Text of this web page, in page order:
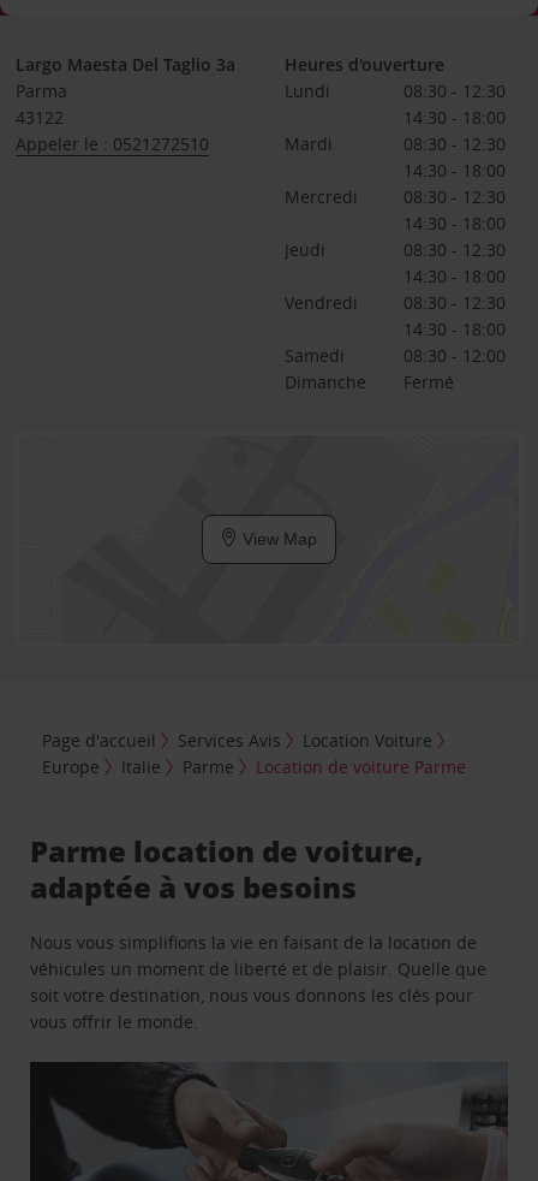
Largo Maesta Del Taglio 3a
Parma
43122
Appeler le : 0521272510
Heures d'ouverture
Lundi
08:30 - 12:30
14:30 - 18:00
Mardi
08:30 - 12:30
14:30 - 18:00
Mercredi
08:30 - 12:30
14:30 - 18:00
Jeudi
08:30 - 12:30
14:30 - 18:00
Vendredi
08:30 - 12:30
14:30 - 18:00
Samedi
08:30 - 12:00
Dimanche
Fermé
View Map
Page d'accueil Services Avis
Location Voiture
Europe
Italie Parme Location de voiture Parme
Parme location de voiture,
adaptée à vos besoins
Nous vous simplifions la vie en faisant de la location de
véhicules un moment de liberté et de plaisir. Quelle que
soit votre destination, nous vous donnons les clés pour
vous offrir le monde.